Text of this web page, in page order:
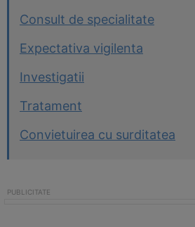
Consult de specialitate
Expectativa vigilenta
Investigatii
Tratament
Convietuirea cu surditatea